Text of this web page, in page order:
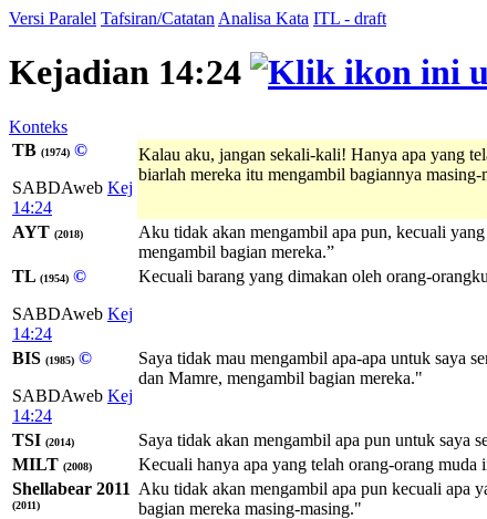
Versi Paralel Tafsiran/Catatan Analisa Kata ITL - draft
Kejadian 14:24
Konteks
TB (1974) ©
SABDAweb Kej
14:24
Kalau aku, jangan sekali-kali! Hanya apa yang
biarlah mereka itu mengambil bagiannya masing-
AYT (2018)
Aku tidak akan mengambil apa pun, kecuali
mengambil bagian mereka.”
TL (1954) ©
SABDAweb Kej
14:24
Kecuali barang yang dimakan oleh orang-
BIS (1985) ©
SABDAweb Kej
14:24
Saya tidak mau mengambil apa-apa untuk saya
dan Mamre, mengambil bagian mereka."
TSI (2014)
Saya tidak akan mengambil apa pun untuk saya
MILT (2008)
Kecuali hanya apa yang telah orang-orang
Shellabear 2011
(2011)
Aku tidak akan mengambil apa pun kecuali apa
bagian mereka masing-masing."